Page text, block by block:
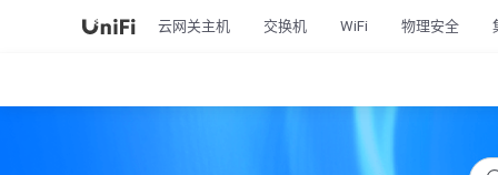
云网关主机 交换机 WiFi 物理安全